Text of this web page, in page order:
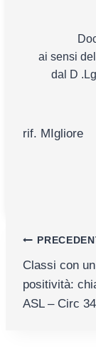
ai sensi
dal D
rif. MIgliore
articoli
Classi con
positività:
ASL – Circ